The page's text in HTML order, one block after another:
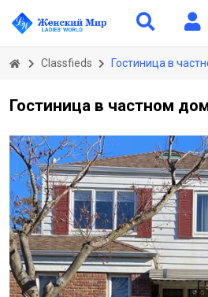
Classfieds Гостиница в
Гостиница в частном